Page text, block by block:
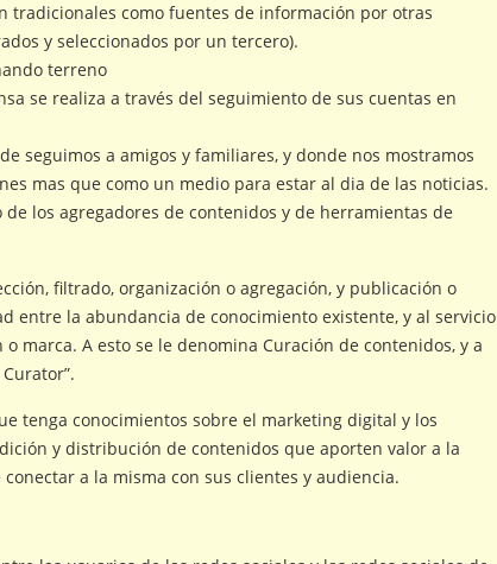
tradicionales como fuentes de información por otras
y seleccionados por un tercero).
terreno
se realiza a través del seguimiento de sus cuentas en
seguimos a amigos y familiares, y donde nos mostramos
mas que como un medio para estar al dia de las noticias.
los agregadores de contenidos y de herramientas de
filtrado, organización o agregación, y publicación o
entre la abundancia de conocimiento existente, y al servicio
marca. A esto se le denomina Curación de contenidos, y a
tenga conocimientos sobre el marketing digital y los
y distribución de contenidos que aporten valor a la
a la misma con sus clientes y audiencia.